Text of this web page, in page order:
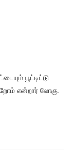
பூட்டிட்டு
என்றார் லோகு.